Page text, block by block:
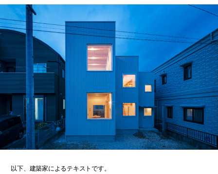
以下、建築家によるテキストです。